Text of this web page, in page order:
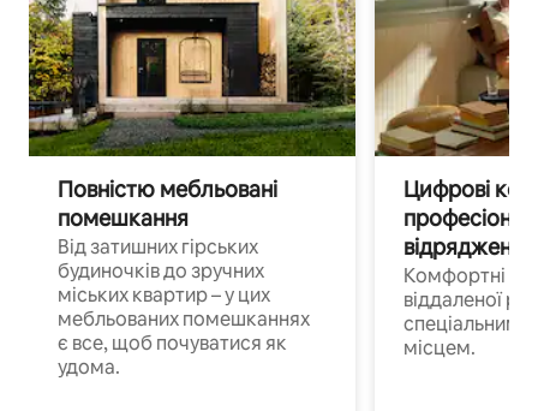
Повністю мебльовані
помешкання
Від затишних гірських
будиночків до зручних
міських квартир – у цих
мебльованих помешканнях
є все, щоб почуватися як
удома.
Цифрові
Комфортні
віддаленої
спеціальним
місцем.